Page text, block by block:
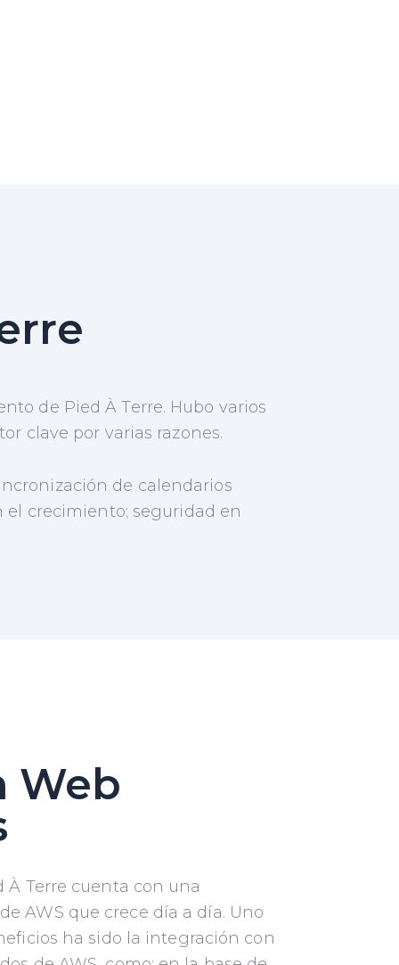
de Pied À Terre. Hubo varios
clave por varias razones.
de calendarios
crecimiento; seguridad en
Web
À Terre cuenta con una
AWS que crece día a día. Uno
ha sido la integración con